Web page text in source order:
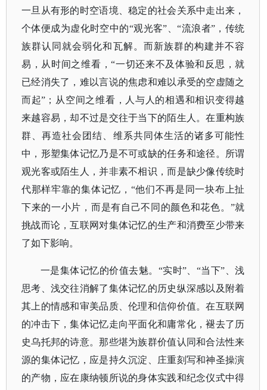
一旦从有形的时空语境、稳定的社会关系中走出来，
个体便成为虚化时空中的“观光客”、“流浪者”，传统
族群认同就会弱化和瓦解。而新族群的构建并不容
易，从时间之维看，“一切还来不及体验和反思，就
已经消失了，难以言说的焦虑和难以承受的空虚随之
而起”； 从空间之维看，人与人的相遇和相识变得越
来越容易，却不过是交往于当下的陌生人。在重构族
群、再造社会团结、维系共同体生活的诸多可能性
中，形塑集体记忆乃是不可或缺的任务和途径。所谓
观光客或陌生人，并非素不相识，而是缺少像传统时
代那样牢靠的集体记忆， “他们不再是同一块布上扯
下来的一小片，而是有自己不同的颜色和花色。”就
挑战而论，互联网对集体记忆的生产和消费至少带来
了如下影响。
一是集体记忆的价值去魅。 “实时”、“当下”、浅
思考、浅交往消解了集体记忆的历史纵深感以及附着
其上的情感和审美品质、伦理和信仰价值。在互联网
的冲击下，集体记忆走向平面化和庸常化，褪去了历
史乌托邦的诗意。那些堪为族群价值认同和合法性来
源的集体记忆，应是持久沉淀、庄重刻写和神圣操演
的产物，应在康纳顿所说的身体实践和纪念仪式中得